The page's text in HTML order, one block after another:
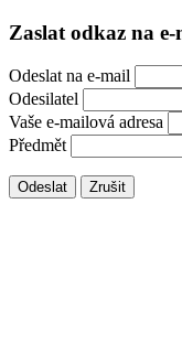
Zaslat odkaz na e-
Odeslat na e-mail
Odesilatel
Vaše e-mailová adresa
Předmět